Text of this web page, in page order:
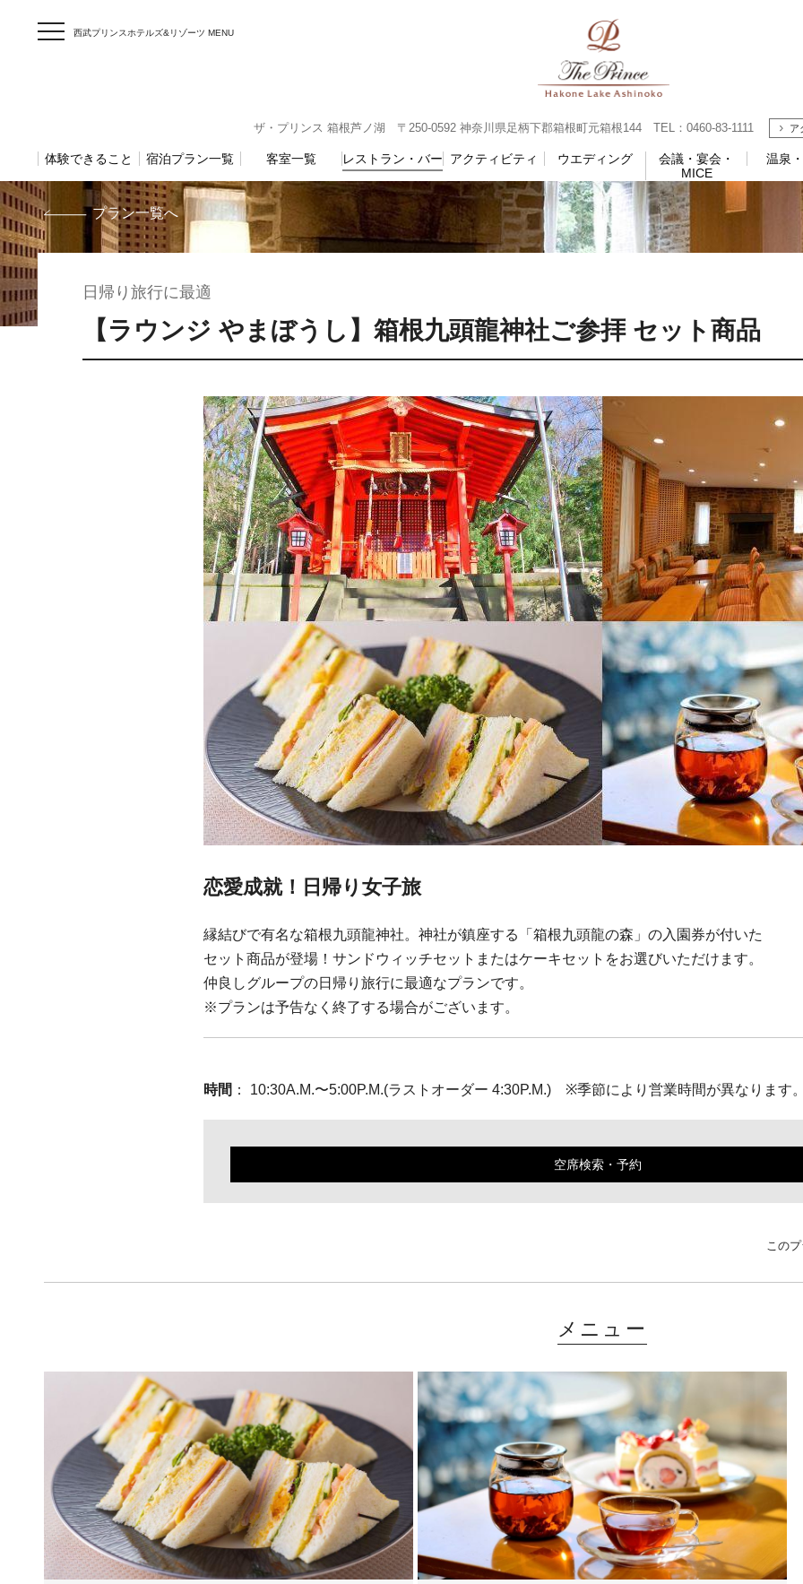
西武プリンスホテルズ&リゾーツ MENU
ザ・プリンス 箱根芦ノ湖 〒250-0592 神奈川県足柄下郡箱根町元箱根144 TEL：0460-83-1111 ア
体験できること 宿泊プラン一覧 客室一覧 レストラン・バー アクティビティ ウエディング
会議・宴会・
MICE
温泉
プラン一覧へ
日帰り旅行に最適
【ラウンジ やまぼうし】箱根九頭龍神社ご参拝 セット商品
恋愛成就！日帰り女子旅
縁結びで有名な箱根九頭龍神社。神社が鎮座する「箱根九頭龍の森」の入園券が付いた
セット商品が登場！サンドウィッチセットまたはケーキセットをお選びいただけます。
仲良しグループの日帰り旅行に最適なプランです。
※プランは予告なく終了する場合がございます。
時間 ： 10:30A.M.〜5:00P.M.(ラストオーダー 4:30P.M.) ※季節により営業時間が異なります
空席検索・予約
この
メニュー